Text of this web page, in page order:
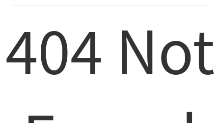
404 Not